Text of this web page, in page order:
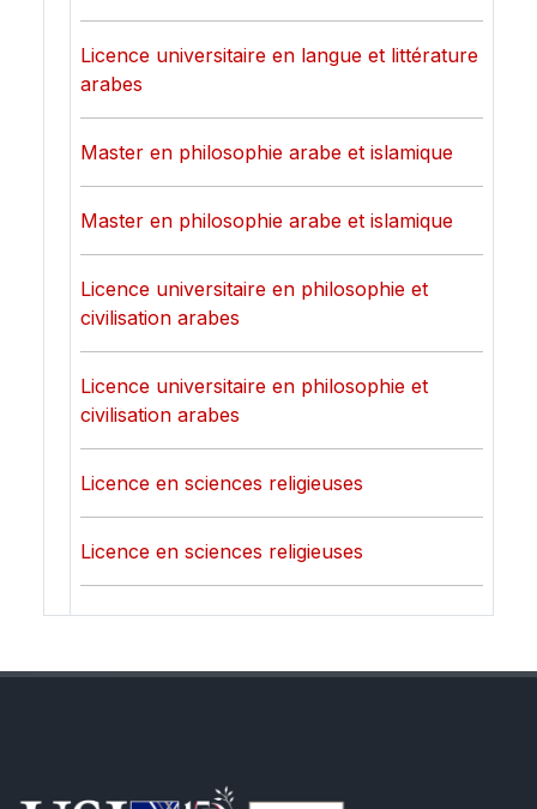
Licence universitaire en langue et littérature
arabes
Master en philosophie arabe et islamique
Master en philosophie arabe et islamique
Licence universitaire en philosophie et
civilisation arabes
Licence universitaire en philosophie et
civilisation arabes
Licence en sciences religieuses
Licence en sciences religieuses